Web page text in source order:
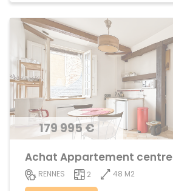
179 995 €
RENNES 2
48 M2